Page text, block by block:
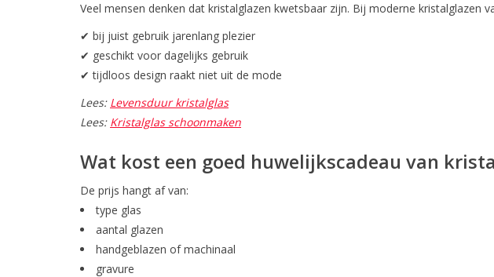
Veel mensen denken dat kristalglazen kwetsbaar zijn. Bij moderne kristalglazen
✔ bij juist gebruik jarenlang plezier
✔ geschikt voor dagelijks gebruik
✔ tijdloos design raakt niet uit de mode
Lees: Levensduur kristalglas
Lees: Kristalglas schoonmaken
Wat kost een goed huwelijkscadeau van
De prijs hangt af van:
type glas
aantal glazen
handgeblazen of machinaal
gravure